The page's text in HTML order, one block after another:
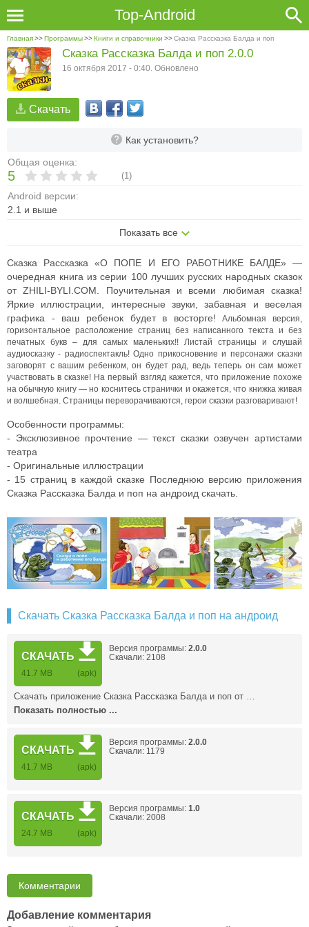
Top-Android
Главная>>Программы>>Книги и справочники >>Сказка Рассказка Балда и поп
Скачать
Как установить?
Общая оценка:
5 (1)
Android версии:
2.1 и выше
Показать все
Сказка Рассказка Балда и поп 2.0.0
16 октября 2017 - 0:40. Обновлено
Сказка Рассказка «О ПОПЕ И ЕГО РАБОТНИКЕ БАЛДЕ» —
очередная книга из серии 100 лучших русских народных сказок
от ZHILI-BYLI.COM. Поучительная и всеми любимая сказка!
Яркие иллюстрации, интересные звуки, забавная и веселая
графика - ваш ребенок будет в восторге!Альбомная версия,
горизонтальное расположение страниц без написанного текста и без
печатных букв – для самых маленьких!! Листай страницы и слушай
аудиосказку - радиоспектакль!Одно прикосновение и персонажи сказки
заговорят с вашим ребенком, он будет рад, ведь теперь он сам может
участвовать в сказке! На первый взгляд кажется, что приложение похоже
на обычную книгу — но коснитесь странички и окажется, что книжка живая
и волшебная. Страницы переворачиваются, герои сказки разговаривают!
Особенности программы:
- Эксклюзивное прочтение — текст сказки озвучен артистами
театра
- Оригинальные иллюстрации
- 15 страниц в каждой сказке Последнюю версию приложения
Сказка Рассказка Балда и поп на андроид скачать.
Скачать Сказка Рассказка Балда и поп на андроид
СКАЧАТЬ
41.7 MB (apk)
Версия программы: 2.0.0
Скачали: 2108
Скачать приложение Сказка Рассказка Балда и поп от …
Показать полностью ...
СКАЧАТЬ
41.7 MB (apk)
Версия программы: 2.0.0
Скачали: 1179
СКАЧАТЬ
24.7 MB (apk)
Версия программы: 1.0
Скачали: 2008
Комментарии
Добавление комментария